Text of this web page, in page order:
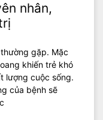
nhân,
gặp. Mặc
khiến trẻ khó
lượng cuộc sống.
của bệnh sẽ